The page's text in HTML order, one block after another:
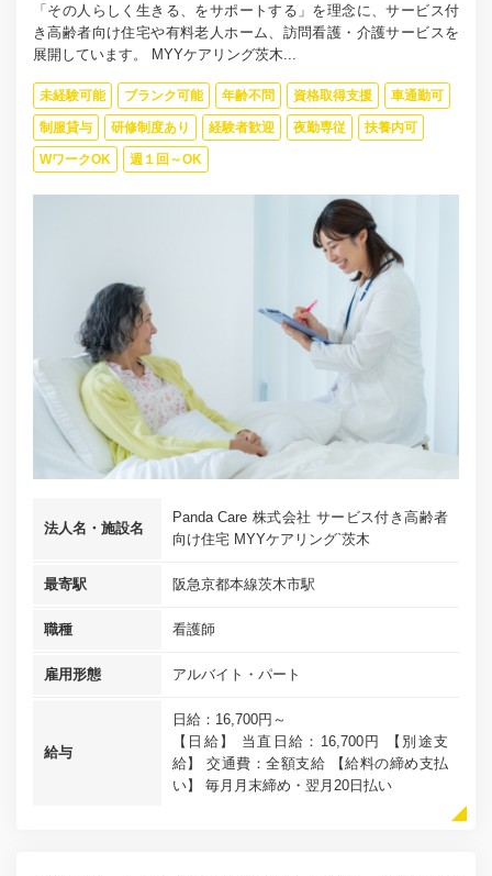
「その人らしく生きる、をサポートする」を理念に、サービス付
き高齢者向け住宅や有料老人ホーム、訪問看護・介護サービスを
展開しています。 MYYケアリング茨木...
未経験可能 ブランク可能 年齢不問 資格取得支援 車通勤可
制服貸与 研修制度あり 経験者歓迎 夜勤専従 扶養内可
WワークOK 週１回～OK
法人名・施設名
Panda Care 株式会社 サービス付き高齢者
向け住宅 MYYケアリング`茨木
最寄駅 阪急京都本線茨木市駅
職種 看護師
雇用形態 アルバイト・パート
給与
日給：16,700円～
【日給】 当直日給：16,700円 【別途支
給】 交通費：全額支給 【給料の締め支払
い】 毎月月末締め・翌月20日払い